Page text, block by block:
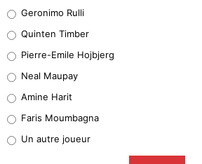
32%
5%
1%
9%
Geronimo Rulli
Quinten Timber
Pierre-Emile Hojbjerg
Neal Maupay
Amine Harit
Faris Moumbagna
Un autre joueur